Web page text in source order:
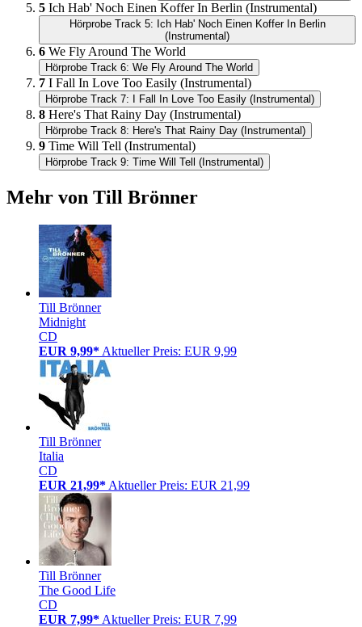
5 Ich Hab' Noch Einen Koffer In Berlin (Instrumental)
Hörprobe Track 5: Ich Hab' Noch Einen Koffer In Berlin
(Instrumental)
6 We Fly Around The World
Hörprobe Track 6: We Fly Around The World
7 I Fall In Love Too Easily (Instrumental)
Hörprobe Track 7: I Fall In Love Too Easily (Instrumental)
8 Here's That Rainy Day (Instrumental)
Hörprobe Track 8: Here's That Rainy Day (Instrumental)
9 Time Will Tell (Instrumental)
Hörprobe Track 9: Time Will Tell (Instrumental)
Mehr von Till Brönner
Till Brönner
Midnight
CD
EUR 9,99* Aktueller Preis: EUR 9,99
Till Brönner
Italia
CD
EUR 21,99* Aktueller Preis: EUR 21,99
Till Brönner
The Good Life
CD
EUR 7,99* Aktueller Preis: EUR 7,99